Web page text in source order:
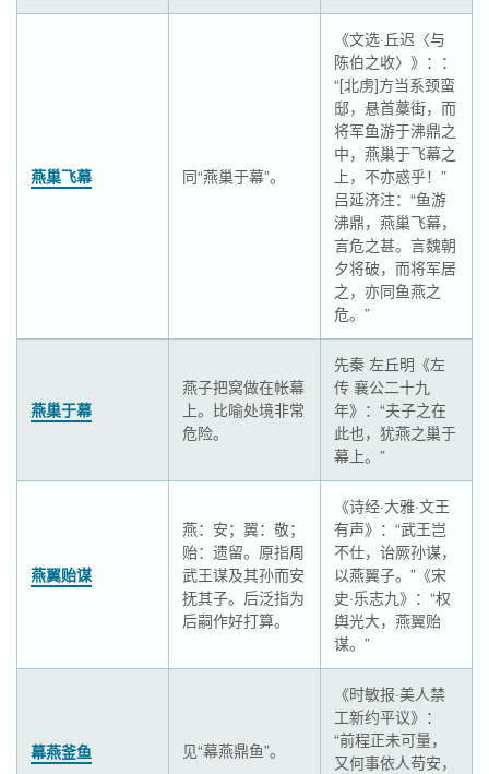
燕巢飞幕 同“燕巢于幕”。
《文选·丘迟〈与
陈伯之收〉》：：
“[北虏]方当系颈蛮
邸，悬首藁街，而
将军鱼游于沸鼎之
中，燕巢于飞幕之
上，不亦惑乎！”
吕延济注：“鱼游
沸鼎，燕巢飞幕，
言危之甚。言魏朝
夕将破，而将军居
之，亦同鱼燕之
危。”
燕巢于幕
燕子把窝做在帐幕
上。比喻处境非常
危险。
先秦 左丘明《左
传 襄公二十九
年》：“夫子之在
此也，犹燕之巢于
幕上。”
燕翼贻谋
燕：安；翼：敬；
贻：遗留。原指周
武王谋及其孙而安
抚其子。后泛指为
后嗣作好打算。
《诗经·大雅·文王
有声》：“武王岂
不仕，诒厥孙谋，
以燕翼子。”《宋
史·乐志九》：“权
舆光大，燕翼贻
谋。”
幕燕釜鱼 见“幕燕鼎鱼”。
《时敏报·美人禁
工新约平议》：
“前程正未可量，
又何事依人苟安，